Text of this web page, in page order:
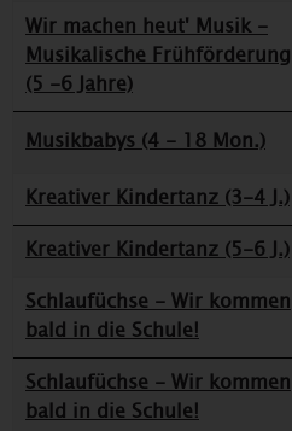
Wir machen heut' Musik -
Musikalische Frühförderung
(5 -6 Jahre)
Musikbabys (4 - 18 Mon.)
Kreativer Kindertanz (3-4 J.)
Kreativer Kindertanz (5-6 J.)
Schlaufüchse - Wir kommen
bald in die Schule!
Schlaufüchse - Wir kommen
bald in die Schule!